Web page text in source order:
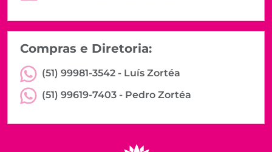
Compras e Diretoria:
(51) 99981-3542 - Luís Zortéa
(51) 99619-7403 - Pedro Zortéa